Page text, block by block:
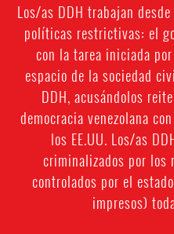
Los/as DDH trabajan
políticas restrictivas: el
con la tarea iniciada
espacio de la sociedad
DDH, acusándolos
democracia venezolana
los EE.UU. Los/as
criminalizados por los
controlados por el
impresos)